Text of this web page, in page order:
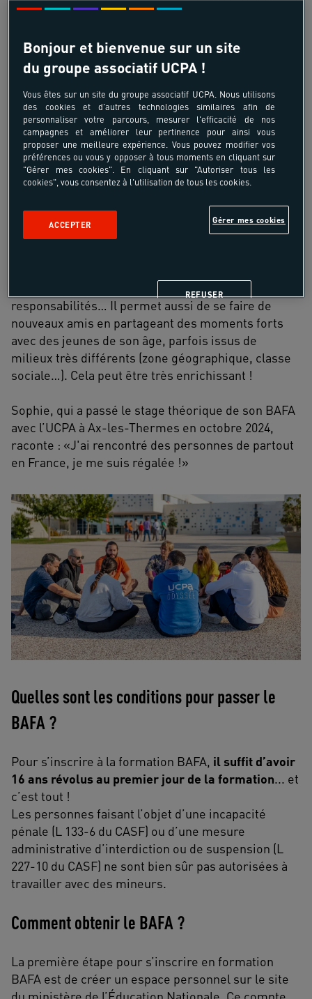
professionnel pour un jeune qui fait ses premiers
intégrer une grande école. En effet,le BAFA offre
la capacité de mettre en œuvre un projet, de
travailler en équipe, d’assumer des
responsabilités, de prendre des décisions et d’être
à l’aise à l’oral. Toutes ces compétences sont très
appréciées sur un CV et valorisées dans les études
supérieures. Le BAFA est notamment reconnu dans
Parcoursup.
domaine professionnel ! Il apporte également des
compétences très utiles dans la vie sur le plan
sens de l’écoute, de l’organisation, des
responsabilités… Il permet aussi de se faire de
nouveaux amis en partageant des moments forts
avec des jeunes de son âge, parfois issus de
milieux très différents (zone géographique, classe
sociale…). Cela peut être très enrichissant !
Sophie, qui a passé le stage théorique de son BAFA
avec l’UCPA à Ax-les-Thermes en octobre 2024,
raconte : «J'ai rencontré des personnes de partout
en France, je me suis régalée !»
Quelles sont les conditions pour passer le
BAFA ?
Pour s’inscrire à la formation BAFA, il suffit d’avoir
16 ans révolus au premier jour de la formation... et
c’est tout !
Les personnes faisant l’objet d’une incapacité
pénale (L 133-6 du CASF) ou d’une mesure
administrative d’interdiction ou de suspension (L
227-10 du CASF) ne sont bien sûr pas autorisées à
travailler avec des mineurs.
Comment obtenir le BAFA ?
La première étape pour s’inscrire en formation
BAFA est de créer un espace personnel sur le site
Bonjour et bienvenue sur un site
du groupe associatif UCPA !
Vous êtes sur un site du groupe associatif UCPA. Nous utilisons
des cookies et d'autres technologies similaires afin de
personnaliser votre parcours, mesurer l'efficacité de nos
campagnes et améliorer leur pertinence pour ainsi vous
proposer une meilleure expérience. Vous pouvez modifier vos
préférences ou vous y opposer à tous moments en cliquant sur
"Gérer mes cookies". En cliquant sur "Autoriser tous les
cookies", vous consentez à l'utilisation de tous les cookies.
Gérer mes cookies
REFUSER
ACCEPTER